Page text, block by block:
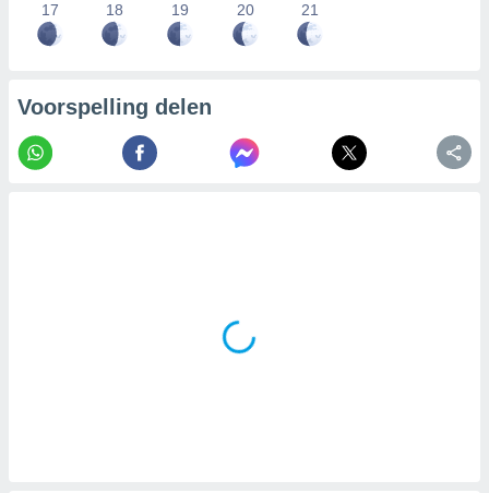
17 18 19 20 21
Voorspelling delen